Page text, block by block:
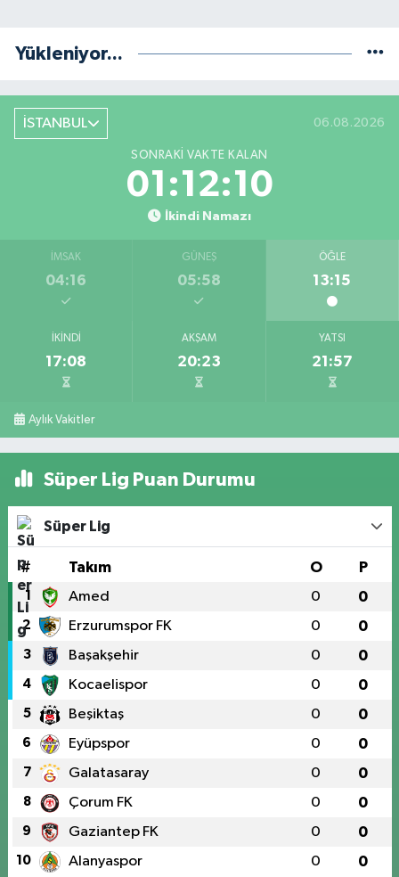
Yükleniyor...
İSTANBUL 06.08.2026
SONRAKI VAKTE KALAN
01:12:09
İkindi Namazı
İMSAK
04:16
GÜNEŞ
05:58
ÖĞLE
13:15
İKINDI
17:08
AKŞAM
20:23
YATSI
21:57
Aylık Vakitler
Süper Lig Puan Durumu
Süper Lig
# Takım O P
1 Amed 0 0
2 Erzurumspor FK 0 0
3 Başakşehir 0 0
4 Kocaelispor 0 0
5 Beşiktaş 0 0
6 Eyüpspor 0 0
7 Galatasaray 0 0
8 Çorum FK 0 0
9 Gaziantep FK 0 0
10 Alanyaspor 0 0